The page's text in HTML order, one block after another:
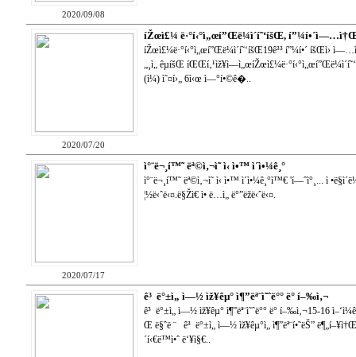
2020/09/08
2020/07/20
íŽœì£¼ ë·°í‹°ì„œí”Œë¼ì´í˜‘íšŒ,
íŽœì£¼ë·°í‹°ì„œí”Œë¼ì´í˜‘íšŒ19ê³³ í”¼í•´ íšŒì›
„¸ì„ êµíšŒ
(ì¼) ì˜¤í›„ 6ì‹œ ì—°í•©ê�..
2020/07/17
ì°¨ë¬¸í™˜ ëª©ì‚¬ì˜ ì‹ ì•™ ì´ì•¼ê¸°
ì°¨ë¬¸í™˜ ëª©ì‚¬ì˜ ì‹ ì•™ ì´ì•¼ê¸°ì™€ 'í—ˆì°¸... ì
¦½ë‹ˆë‹¤.ë§Žì€ ì• ë…ì„ ë°”ëžë‹ˆë‹¤.
ê³ ë°±ì„ ì—½ ìž¥êµ° ì¶”ëª¨ì˜ˆë°° ë° í–‰ì‚¬
ê³ ë°±ì„ ì—½ ìž¥êµ° ì¶”ëª¨ì˜ˆë°° ë° í–‰ì‚¬15-16
Œ ë§ˆë ¨ ê³ ë°±ì„ ì—½ ìž¥êµ°ì„ ì¶”ëª¨í•˜ëŠ”
´í‹€ë™ì•ˆ ë‘¥ì§€..